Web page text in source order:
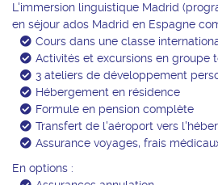
20 leçons de 50 minutes
Un test de niveau dès le
(compréhension écrite, orale,
orale)
confortable et convivial,
un séjour linguistique à
sont doubles avec salle de
Spacieuses et fonctionnelles,
de la climatisation, du Wi-Fi,
travail et de rangements.
séjour, tu seras placé dans
L'immersion linguistique Madrid
en séjour ados Madrid en Espagne
Cours dans une classe
Activités et excursions en groupe
3 ateliers de développement
Hébergement en résidence
Formule en pension complète
Transfert de l'aéroport vers
Assurance voyages, frais
En options :